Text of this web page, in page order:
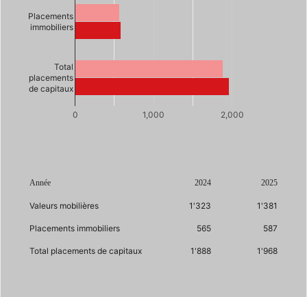
0 1,000 2,000
Placements
immobiliers
Total
placements
de capitaux
Année 2024 2025
Valeurs mobilières 1'323 1'381
Placements immobiliers 565 587
Total placements de capitaux 1'888 1'968